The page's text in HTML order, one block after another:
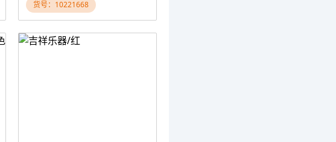
货号：10221668